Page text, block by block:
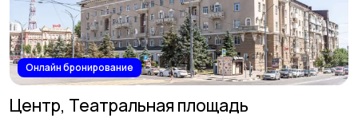
Онлайн бронирование
Центр, Театральная площадь